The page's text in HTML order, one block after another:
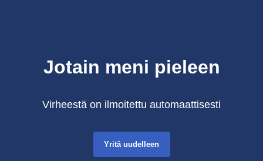
Jotain meni pieleen
Virheestä on ilmoitettu automaattisesti
Yritä uudelleen